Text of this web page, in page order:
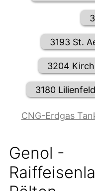
3193 St.
3204
3180 Lilienfeld
CNG-Erdgas
Genol -